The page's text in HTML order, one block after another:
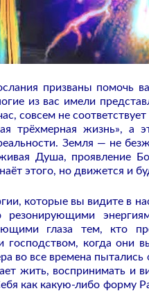
призваны помочь
из вас имели
совсем не
трёхмерная жизнь», а
Земля — не
Душа, проявление
этого, но движется и
которые вы видите в
глаза тем, кто
господством, когда они
во все времена
жить, воспринимать и
как какую-либо форму